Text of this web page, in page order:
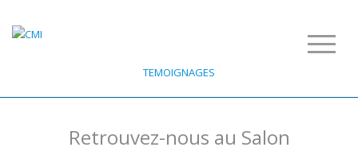
TEMOIGNAGES
Retrouvez-nous au Salon